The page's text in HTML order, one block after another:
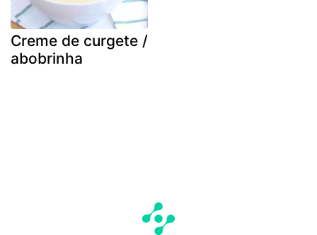
Creme de curgete /
abobrinha